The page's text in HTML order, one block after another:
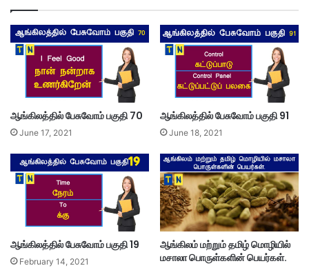
ஆங்கிலத்தில் பேசுவோம் பகுதி 70
June 17, 2021
ஆங்கிலத்தில் பேசுவோம் பகுதி 91
June 18, 2021
ஆங்கிலத்தில் பேசுவோம் பகுதி 19
February 14, 2021
ஆங்கிலம் மற்றும் தமிழ் மொழியில்
மசாலா பொருள்களின் பெயர்கள்.